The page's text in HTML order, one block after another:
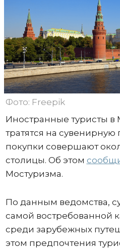
Фото: Freepik
Иностранные туристы в
тратятся на
покупки совершают
столицы. Об этом
Мостуризма.
По данным ведомства,
самой востребованной
среди зарубежных
этом предпочтения